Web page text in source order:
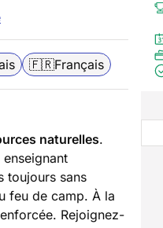
🇫🇷Français
naturelles.
toujours sans
feu de camp. À la
Rejoignez-